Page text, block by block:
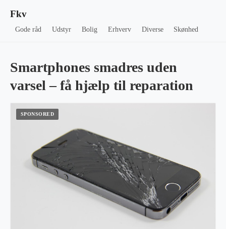
Fkv
Gode råd Udstyr Bolig Erhverv Diverse Skønhed
Smartphones smadres uden
varsel – få hjælp til reparation